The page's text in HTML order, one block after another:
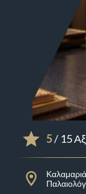
5/ 15
Καλαμαριά